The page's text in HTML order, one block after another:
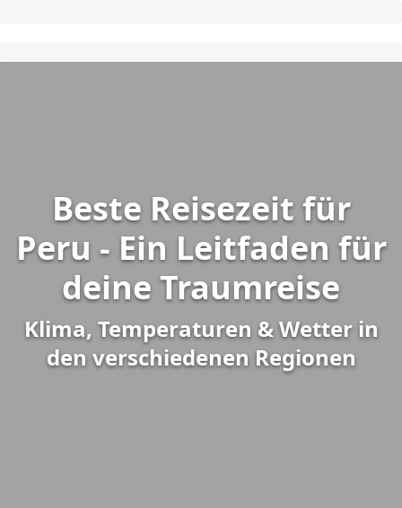
Beste Reisezeit für
Peru - Ein Leitfaden für
deine Traumreise
Klima, Temperaturen & Wetter in
den verschiedenen Regionen